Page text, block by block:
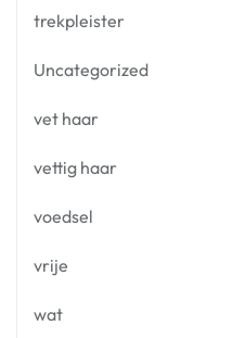
trekpleister
Uncategorized
vet haar
vettig haar
voedsel
vrije
wat